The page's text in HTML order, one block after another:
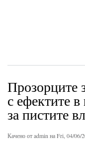
Прозорците
с ефектите
за пистите
Качено отadmin на Fri, 04/06/